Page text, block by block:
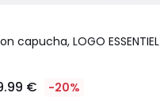
capucha, LOGO ESSENTIEL
€ -20%